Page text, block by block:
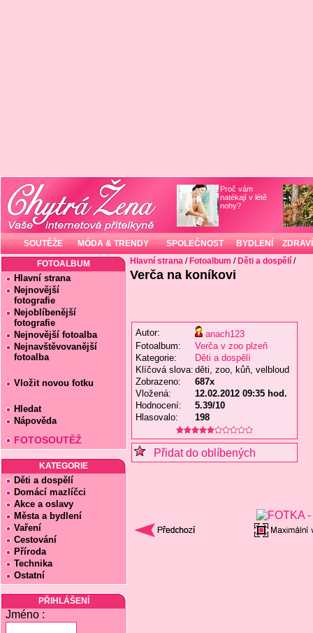
Proč vám
natékají v létě
nohy?
SOUTĚŽE MÓDA & TRENDY SPOLEČNOST BYDLENÍ ZDRAVÍ
FOTOALBUM
Hlavní strana
Nejnovější
fotografie
Nejoblíbenější
fotografie
Nejnovější fotoalba
Nejnavštěvovanější
fotoalba
Vložit novou fotku
Hledat
Nápověda
FOTOSOUTĚŽ
KATEGORIE
Děti a dospělí
Domácí mazlíčci
Akce a oslavy
Města a bydlení
Vaření
Cestování
Příroda
Technika
Ostatní
PŘIHLÁŠENÍ
Jméno :
Hlavní strana / Fotoalbum / Děti a dospělí /
Verča na koníkovi
Autor:
anach123
Fotoalbum:
Verča v zoo plzeň
Kategorie:
Děti a dospělí
Klíčová slova: děti, zoo, kůň, velbloud
Zobrazeno:
687x
Vložená:
12.02.2012 09:35 hod.
Hodnocení:
5.39/10
Hlasovalo:
198
Přidat do oblíbených